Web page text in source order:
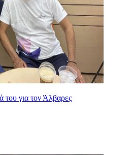
του για τον Άλβαρες